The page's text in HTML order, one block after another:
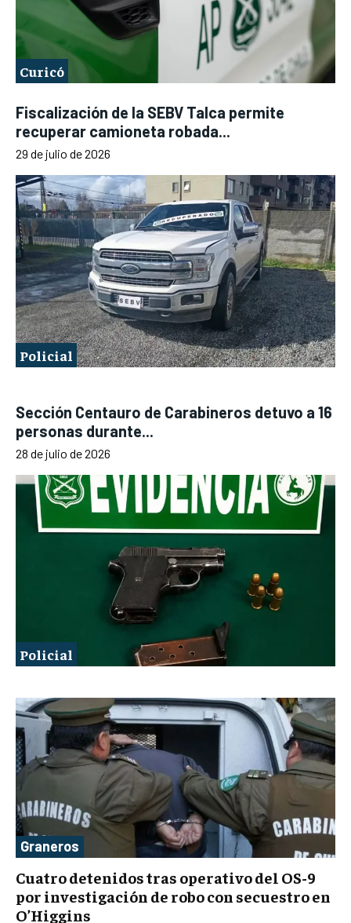
Curicó
Fiscalización de la SEBV Talca permite
recuperar camioneta robada...
29 de julio de 2026
Policial
Sección Centauro de Carabineros detuvo a 16
personas durante...
28 de julio de 2026
Policial
Graneros
Cuatro detenidos tras operativo del OS-9
por investigación de robo con secuestro en
O’Higgins